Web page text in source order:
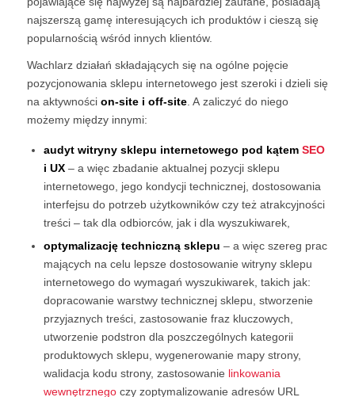
najszerszą gamę interesujących ich produktów i cieszą się
popularnością wśród innych klientów.
Wachlarz działań składających się na ogólne pojęcie
pozycjonowania sklepu internetowego jest szeroki i dzieli się
na aktywności on-site i off-site. A zaliczyć do niego
możemy między innymi:
audyt witryny sklepu internetowego pod kątem SEO
i UX– a więc zbadanie aktualnej pozycji sklepu
internetowego, jego kondycji technicznej, dostosowania
interfejsu do potrzeb użytkowników czy też atrakcyjności
treści – tak dla odbiorców, jak i dla wyszukiwarek,
optymalizację techniczną sklepu – a więc szereg prac
mających na celu lepsze dostosowanie witryny sklepu
internetowego do wymagań wyszukiwarek, takich jak:
dopracowanie warstwy technicznej sklepu, stworzenie
przyjaznych treści, zastosowanie fraz kluczowych,
utworzenie podstron dla poszczególnych kategorii
produktowych sklepu, wygenerowanie mapy strony,
walidacja kodu strony, zastosowanie linkowania
wewnętrznegoczy zoptymalizowanie adresów URL